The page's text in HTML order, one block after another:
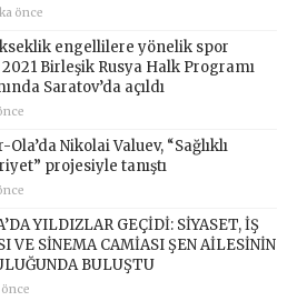
önce
engellilere yönelik spor
Birleşik Rusya Halk Programı
Saratov’da açıldı
Ola’da Nikolai Valuev, “Sağlıklı
projesiyle tanıştı
YILDIZLAR GEÇİDİ: SİYASET, İŞ
VE SİNEMA CAMİASI ŞEN AİLESİNİN
BULUŞTU
önce